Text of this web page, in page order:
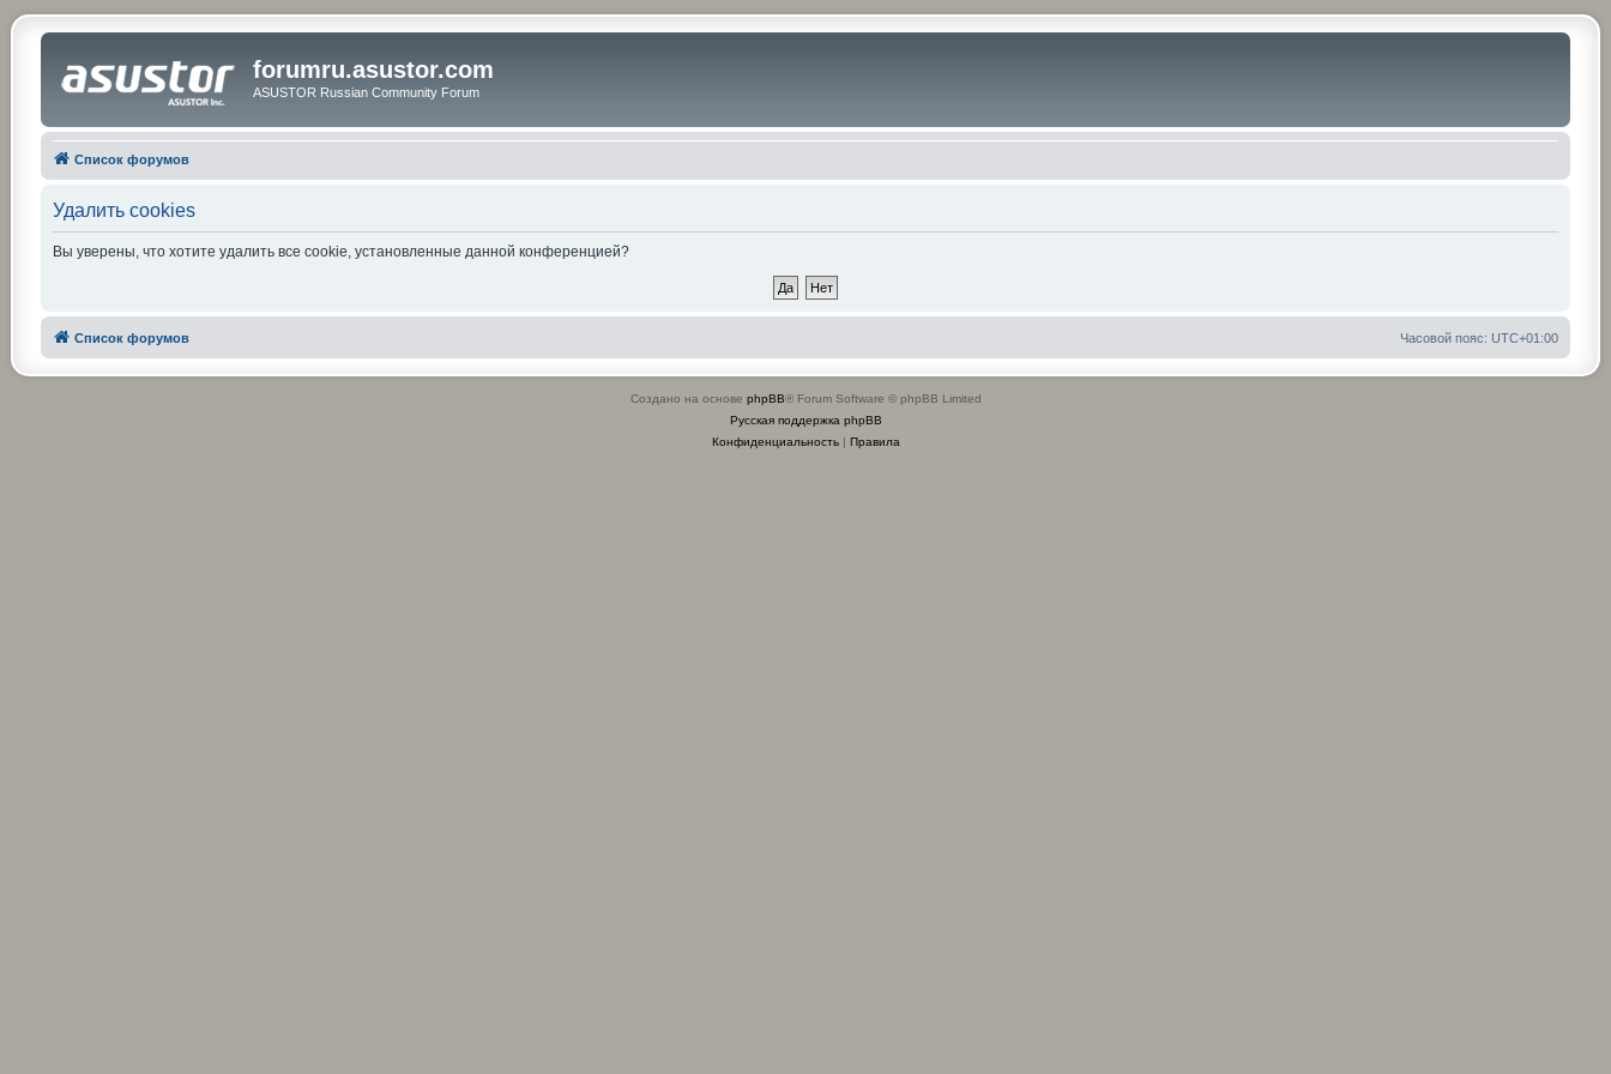
forumru.asustor.com
ASUSTOR Russian Community Forum
Список форумов
Удалить cookies
Вы уверены, что хотите удалить все cookie, установленные данной конференцией?
Список форумов Часовой пояс: UTC+01:00
Создано на основе phpBB® Forum Software © phpBB Limited
Русская поддержка phpBB
Конфиденциальность| Правила